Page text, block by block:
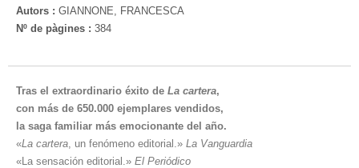
Autors : GIANNONE, FRANCESCA
Nº de pàgines : 384
Tras el extraordinario éxito de La cartera,
con más de 650.000 ejemplares vendidos,
la saga familiar más emocionante del año.
«La cartera , un fenómeno editorial.» La Vanguardia
«La sensación editorial.» El Periódico